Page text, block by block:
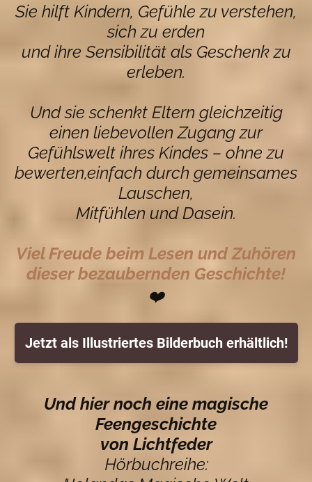
Sie hilft Kindern, Gefühle zu verstehen,
sich zu erden
und ihre Sensibilität als Geschenk zu
erleben.
Und sie schenkt Eltern gleichzeitig
einen liebevollen Zugang zur
Gefühlswelt ihres Kindes – ohne zu
bewerten,einfach durch gemeinsames
Lauschen,
Mitfühlen und Dasein.
Viel Freude beim Lesen und Zuhören
dieser bezaubernden Geschichte!
❤️
Jetzt als Illustriertes Bilderbuch erhältlich!
Und hier noch eine magische
Feengeschichte
von Lichtfeder
Hörbuchreihe: